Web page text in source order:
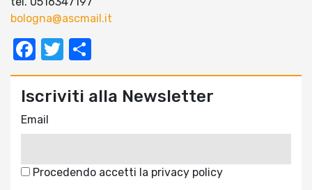
bologna@ascmail.it
Facebook
Twitter
Iscriviti alla Newsletter
Email
Procedendo accetti la privacy policy